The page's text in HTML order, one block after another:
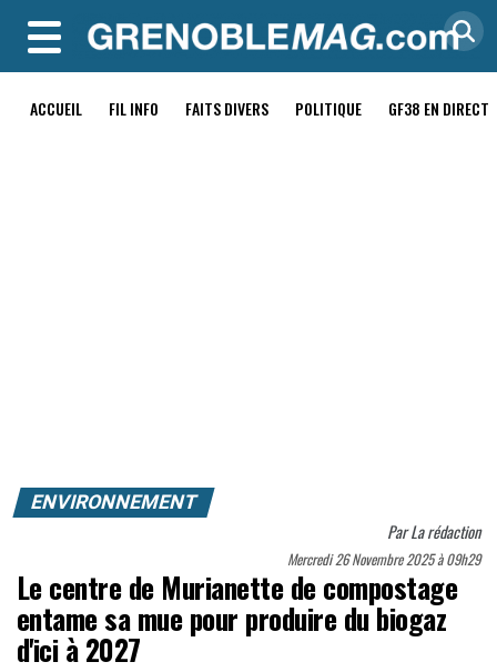
MENU
ACCUEIL FIL INFO FAITS DIVERS POLITIQUE GF38 EN DIRECT
ENVIRONNEMENT
ParLa rédaction
Mercredi 26 Novembre 2025 à 09h29
Le centre de Murianette de compostage
entame sa mue pour produire du biogaz
d'ici à 2027